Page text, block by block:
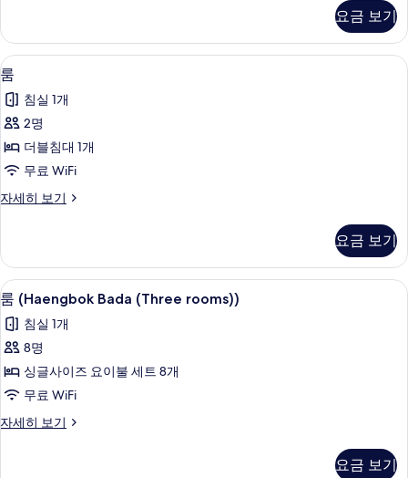
모
두
보
기
-
Double
bed))
자
세
히
기
요금 보기
룸
사
진
모
두
기
룸
침실 1개
2명
더블침대 1개
무료 WiFi
자세히 보기
룸
보
기
요금 보기
룸
(Haengbok
Bada
(Three
rooms))
사
진
7
룸 (Haengbok Bada (Three rooms))
침실 1개
8명
싱글사이즈 요이불 세트 8개
무료 WiFi
자세히 보기
룸
요금 보기